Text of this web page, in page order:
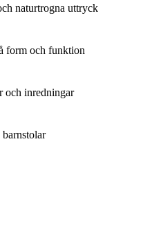
naturtrogna uttryck
form och funktion
och inredningar